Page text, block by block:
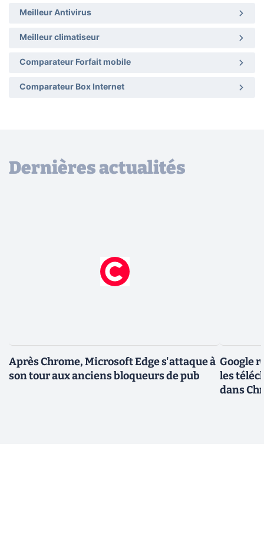
Meilleur Antivirus
Meilleur climatiseur
Comparateur Forfait mobile
Comparateur Box Internet
Dernières actualités
Après Chrome, Microsoft Edge s'attaque à
son tour aux anciens bloqueurs de pub
Google
les
dans